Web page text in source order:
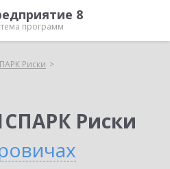
8
программ
Риски
Риски